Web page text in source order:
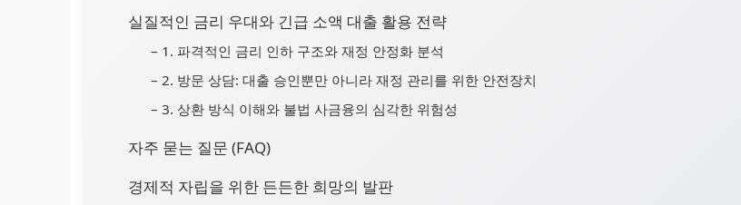
실질적인 금리 우대와 긴급 소액 대출 활용 전략
– 1. 파격적인 금리 인하 구조와 재정 안정화 분석
– 2. 방문 상담: 대출 승인뿐만 아니라 재정 관리를 위한 안전장치
– 3. 상환 방식 이해와 불법 사금융의 심각한 위험성
자주 묻는 질문 (FAQ)
경제적 자립을 위한 든든한 희망의 발판